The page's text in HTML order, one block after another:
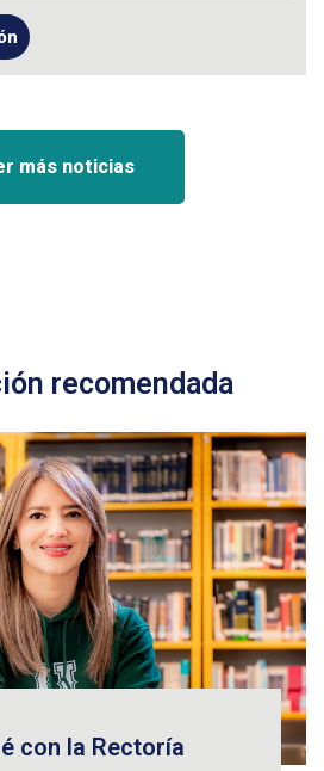
más noticias
recomendada
con la Rectoría